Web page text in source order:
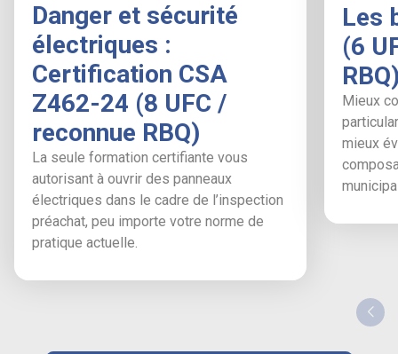
Danger et sécurité
électriques :
Certification CSA
Z462-24 (8 UFC /
reconnue RBQ)
La seule formation certifiante vous
autorisant à ouvrir des panneaux
électriques dans le cadre de l’inspection
préachat, peu importe votre norme de
pratique actuelle.
Les
(6
Mieux
mieux